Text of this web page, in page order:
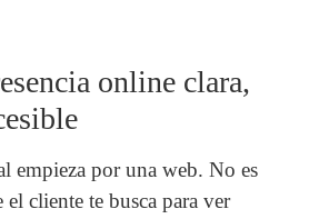
online clara,
empieza por una web. No es
cliente te busca para ver